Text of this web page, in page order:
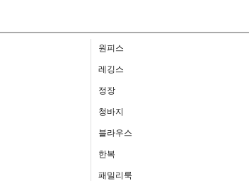
원피스
레깅스
정장
청바지
블라우스
한복
패밀리룩